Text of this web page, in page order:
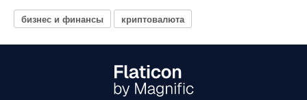
бизнес и финансы криптовалюта